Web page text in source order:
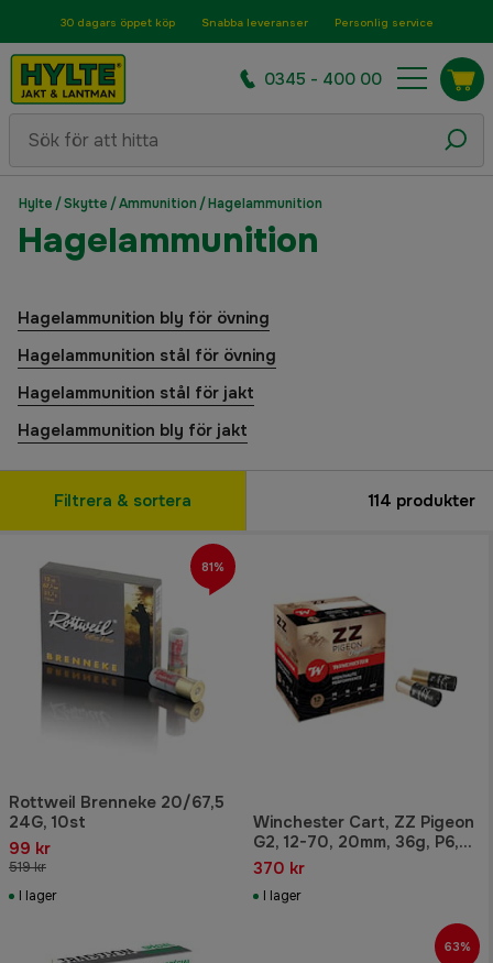
30 dagars öppet köp Snabba leveranser Personlig service
0345 - 400 00
Hylte /Skytte /Ammunition /Hagelammunition
Hagelammunition
Hagelammunition bly för övning
Hagelammunition stål för övning
Hagelammunition stål för jakt
Hagelammunition bly för jakt
Filtrera & sortera 114 produkter
Rottweil Brenneke 20/67,5
24G, 10st
99 kr
519 kr
I lager
81%
Winchester Cart, ZZ Pigeon
G2, 12-70, 20mm, 36g, P6,
25/250
370 kr
I lager
63%